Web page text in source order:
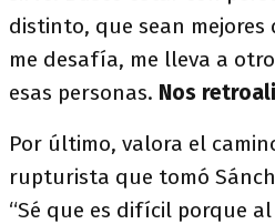
distinto, que sean mejores
me desafía, me lleva a
esas personas. Nos
Por último, valora el
rupturista que tomó
“Sé que es difícil porque